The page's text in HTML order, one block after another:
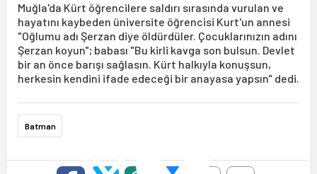
Muğla'da Kürt öğrencilere saldırı sırasında vurulan ve
hayatını kaybeden üniversite öğrencisi Kurt'un annesi
"Oğlumu adı Şerzan diye öldürdüler. Çocuklarınızın adını
Şerzan koyun"; babası "Bu kirli kavga son bulsun. Devlet
bir an önce barışı sağlasın. Kürt halkıyla konuşsun,
herkesin kendini ifade edeceği bir anayasa yapsın" dedi.
Batman